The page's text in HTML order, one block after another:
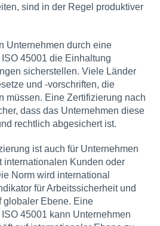
sind in der Regel produktiver
Unternehmen durch eine
45001 die Einhaltung
sicherstellen. Viele Länder
und -vorschriften, die
müssen. Eine Zertifizierung nach
dass das Unternehmen diese
rechtlich abgesichert ist.
ist auch für Unternehmen
internationalen Kunden oder
Norm wird international
für Arbeitssicherheit und
globaler Ebene. Eine
45001 kann Unternehmen